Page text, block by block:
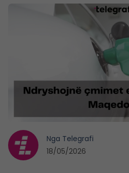
Nga Telegrafi
18/05/2026